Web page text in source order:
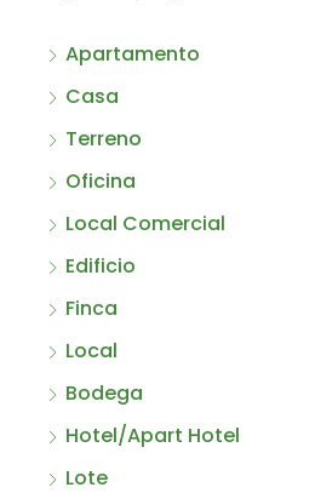
Apartamento
Casa
Terreno
Oficina
Local Comercial
Edificio
Finca
Local
Bodega
Hotel/Apart Hotel
Lote